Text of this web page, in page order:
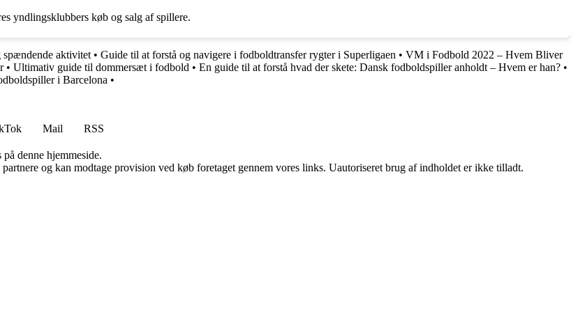
yndlingsklubbers køb og salg af spillere.
aktivitet • Guide til at forstå og navigere i fodboldtransfer rygter i Superligaen • VM i Fodbold 2022 – Hvem Bliver
• Ultimativ guide til dommersæt i fodbold • En guide til at forstå hvad der skete: Dansk fodboldspiller anholdt – Hvem er han? •
i Barcelona •
Mail
RSS
denne hjemmeside.
og kan modtage provision ved køb foretaget gennem vores links. Uautoriseret brug af indholdet er ikke tilladt.